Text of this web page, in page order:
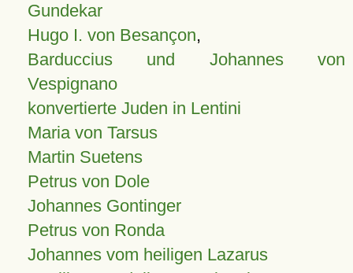
Gundekar
Hugo I. von Besançon,
Barduccius und Johannes von
Vespignano
konvertierte Juden in Lentini
Maria von Tarsus
Martin Suetens
Petrus von Dole
Johannes Gontinger
Petrus von Ronda
Johannes vom heiligen Lazarus